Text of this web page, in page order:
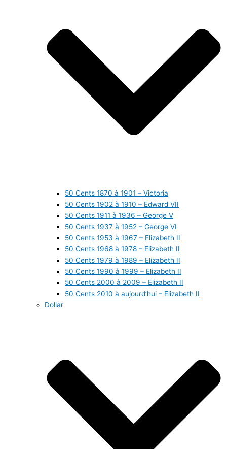
50 Cents 1870 à 1901 – Victoria
50 Cents 1902 à 1910 – Edward VII
50 Cents 1911 à 1936 – George V
50 Cents 1937 à 1952 – George VI
50 Cents 1953 à 1967 – Elizabeth II
50 Cents 1968 à 1978 – Elizabeth II
50 Cents 1979 à 1989 – Elizabeth II
50 Cents 1990 à 1999 – Elizabeth II
50 Cents 2000 à 2009 – Elizabeth II
50 Cents 2010 à aujourd’hui – Elizabeth II
Dollar